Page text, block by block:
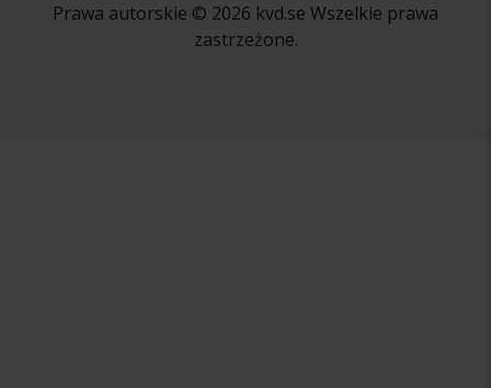
Prawa autorskie © 2026 kvd.se Wszelkie prawa
zastrzeżone.